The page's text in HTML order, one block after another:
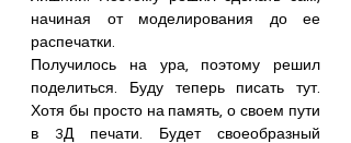
начиная от моделирования до ее
распечатки.
Получилось на ура, поэтому решил
поделиться. Буду теперь писать тут.
Хотя бы просто на память, о своем пути
в 3Д печати. Будет своеобразный